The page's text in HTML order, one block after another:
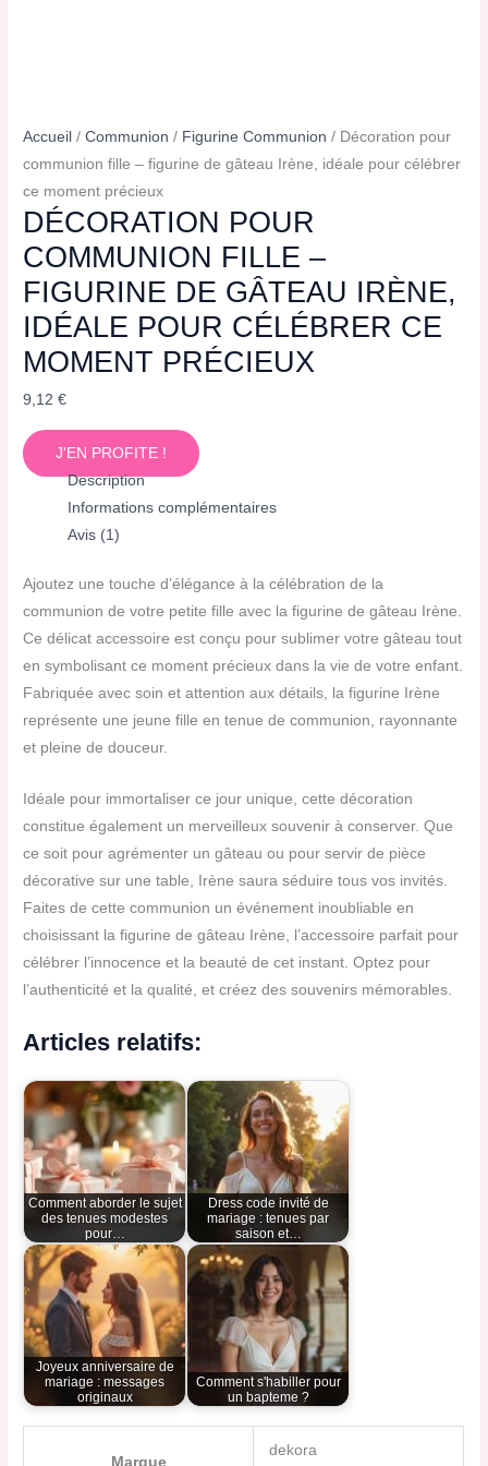
Accueil /Communion / Figurine Communion / Décoration pour
communion fille – figurine de gâteau Irène, idéale pour célébrer
ce moment précieux
DÉCORATION POUR
COMMUNION FILLE –
FIGURINE DE GÂTEAU IRÈNE,
IDÉALE POUR CÉLÉBRER CE
MOMENT PRÉCIEUX
9,12€
J'EN PROFITE !
Description
Informations complémentaires
Avis (1)
Ajoutez une touche d’élégance à la célébration de la
communion de votre petite fille avec la figurine de gâteau Irène.
Ce délicat accessoire est conçu pour sublimer votre gâteau tout
en symbolisant ce moment précieux dans la vie de votre enfant.
Fabriquée avec soin et attention aux détails, la figurine Irène
représente une jeune fille en tenue de communion, rayonnante
et pleine de douceur.
Idéale pour immortaliser ce jour unique, cette décoration
constitue également un merveilleux souvenir à conserver. Que
ce soit pour agrémenter un gâteau ou pour servir de pièce
décorative sur une table, Irène saura séduire tous vos invités.
Faites de cette communion un événement inoubliable en
choisissant la figurine de gâteau Irène, l’accessoire parfait pour
célébrer l’innocence et la beauté de cet instant. Optez pour
l’authenticité et la qualité, et créez des souvenirs mémorables.
Articles relatifs:
Comment aborder le sujet
des tenues modestes
pour…
Dress code invité de
mariage : tenues par
saison et…
Joyeux anniversaire de
mariage : messages
originaux
Comment s'habiller pour
un bapteme​ ?
Marque
dekora